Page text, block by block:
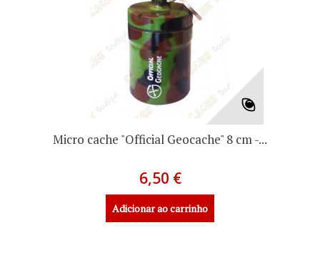
Micro cache "Official Geocache" 8 cm -...
6,50 €
Adicionar ao carrinho